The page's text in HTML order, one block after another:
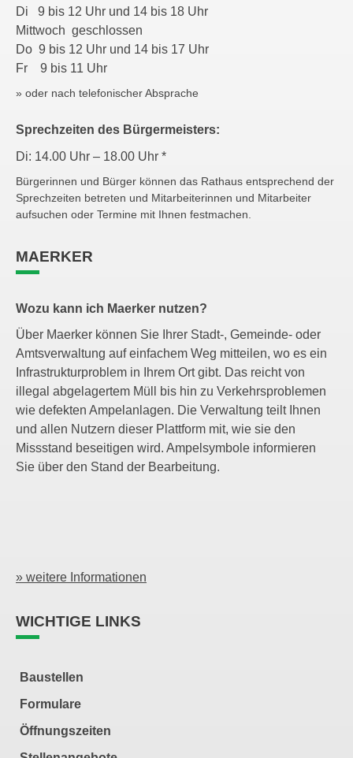
Di 9 bis 12 Uhr und 14 bis 18 Uhr
Mittwoch geschlossen
Do 9 bis 12 Uhr und 14 bis 17 Uhr
Fr 9 bis 11 Uhr
» oder nach telefonischer Absprache
Sprechzeiten des Bürgermeisters:
Di: 14.00 Uhr – 18.00 Uhr *
Bürgerinnen und Bürger können das Rathaus entsprechend der
Sprechzeiten betreten und Mitarbeiterinnen und Mitarbeiter
aufsuchen oder Termine mit Ihnen festmachen.
MAERKER
Wozu kann ich Maerker nutzen?
Über Maerker können Sie Ihrer Stadt-, Gemeinde- oder
Amtsverwaltung auf einfachem Weg mitteilen, wo es ein
Infrastrukturproblem in Ihrem Ort gibt. Das reicht von
illegal abgelagertem Müll bis hin zu Verkehrsproblemen
wie defekten Ampelanlagen. Die Verwaltung teilt Ihnen
und allen Nutzern dieser Plattform mit, wie sie den
Missstand beseitigen wird. Ampelsymbole informieren
Sie über den Stand der Bearbeitung.
» weitere Informationen
WICHTIGE LINKS
Baustellen
Formulare
Öffnungszeiten